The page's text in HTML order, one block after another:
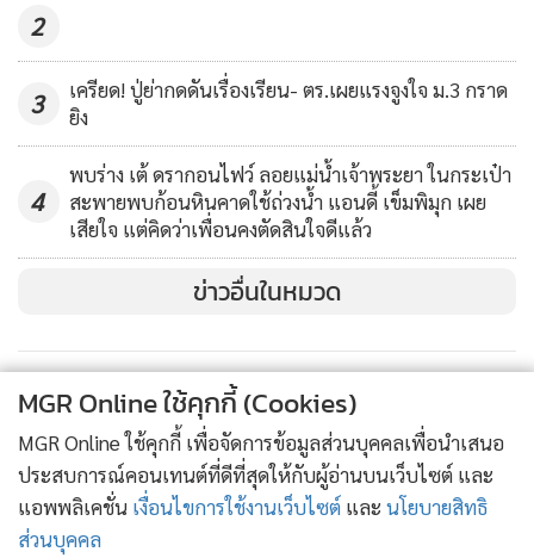
2
3
เครียด! ปู่ย่ากดดันเรื่องเรียน- ตร.เผยแรงจูงใจ ม.3 กราด
ยิง
4
พบร่าง เต้ ดรากอนไฟว์ ลอยแม่น้ำเจ้าพระยา ในกระเป๋า
สะพายพบก้อนหินคาดใช้ถ่วงน้ำ แอนดี้ เข็มพิมุก เผย
เสียใจ แต่คิดว่าเพื่อนคงตัดสินใจดีแล้ว
ข่าวอื่นในหมวด
MGR Online ใช้คุกกี้ (Cookies)
MGR Online ใช้คุกกี้ เพื่อจัดการข้อมูลส่วนบุคคลเพื่อนำเสนอ
ประสบการณ์คอนเทนต์ที่ดีที่สุดให้กับผู้อ่านบนเว็บไซต์ และ
แอพพลิเคชั่น เงื่อนไขการใช้งานเว็บไซต์ และ นโยบายสิทธิ
ส่วนบุคคล